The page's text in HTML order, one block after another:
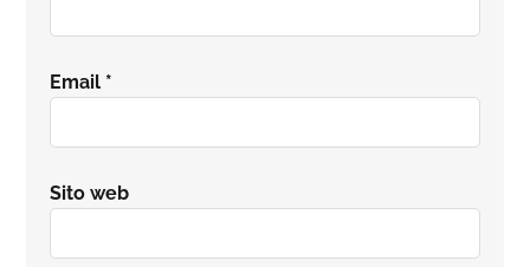
Email *
Sito web